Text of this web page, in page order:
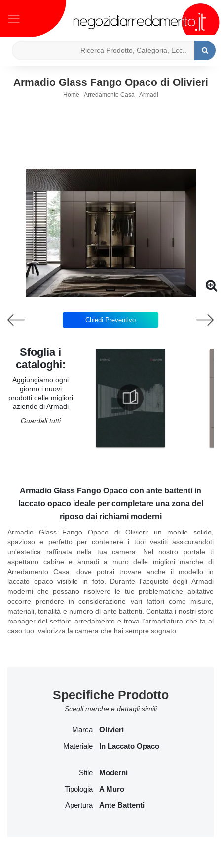
Armadio Glass Fango Opaco di Olivieri
Home -Arredamento Casa-Armadi
Chiedi Preventivo
Armadio Glass Fango Opaco con ante battenti in
laccato opaco ideale per completare una zona del
riposo dai richiami moderni
Armadio Glass Fango Opaco di Olivieri: un mobile solido,
spazioso e perfetto per contenere i tuoi vestiti assicurandoti
un'estetica raffinata nella tua camera. Nel nostro portale ti
aspettano cabine e armadi a muro delle migliori marche di
Arredamento Casa, dove potrai trovare anche il modello in
laccato opaco visibile in foto. Durante l'acquisto degli Armadi
moderni che possano risolvere le tue problematiche abitative
occorre prendere in considerazione vari fattori come misure,
materiali, tonalità e numero di ante battenti. Contatta i nostri store
manager del settore arredamento e trova l’armadiatura che fa al
caso tuo: valorizza la camera che hai sempre sognato.
Sfoglia i
cataloghi:
Aggiungiamo ogni
giorno i nuovi
prodotti delle migliori
aziende di Armadi
Guardali tutti
Specifiche Prodotto
Scegli marche e dettagli simili
Marca Olivieri
Materiale In Laccato Opaco
Stile Moderni
Tipologia A Muro
Apertura Ante Battenti